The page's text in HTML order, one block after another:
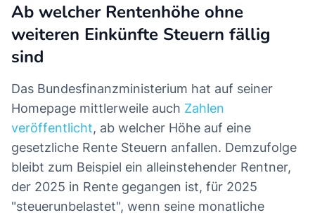
Ab welcher Rentenhöhe ohne
weiteren Einkünfte Steuern fällig
sind
Das Bundesfinanzministerium hat auf seiner
Homepage mittlerweile auch Zahlen
veröffentlicht, ab welcher Höhe auf eine
gesetzliche Rente Steuern anfallen. Demzufolge
bleibt zum Beispiel ein alleinstehender Rentner,
der 2025 in Rente gegangen ist, für 2025
"steuerunbelastet", wenn seine monatliche